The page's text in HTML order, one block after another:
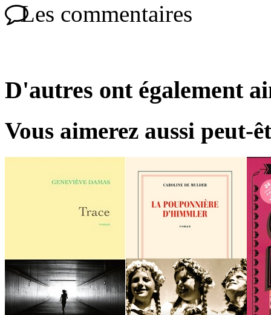
Les commentaires
D'autres ont également
Vous aimerez aussi peut-